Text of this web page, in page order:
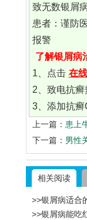
致无数银屑
患者：谨防
报警
了解银屑病
1、点击 在
2、致电抗癣
3、添加抗癣
上一篇： 患上
下一篇： 男性
相关阅读
>>银屑病适合
>>银屑病能吃